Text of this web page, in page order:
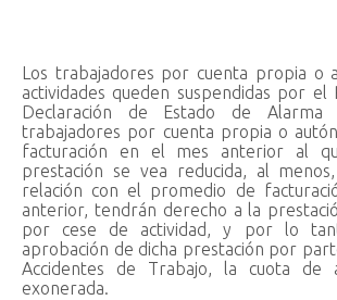
Los trabajadores por cuenta propia o
actividades queden suspendidas por el
Declaración de Estado de
trabajadores por cuenta propia o
facturación en el mes anterior al
prestación se vea reducida, al
relación con el promedio de
anterior, tendrán derecho a la
por cese de actividad, y por lo
aprobación de dicha prestación por
Accidentes de Trabajo, la cuota de
exonerada.